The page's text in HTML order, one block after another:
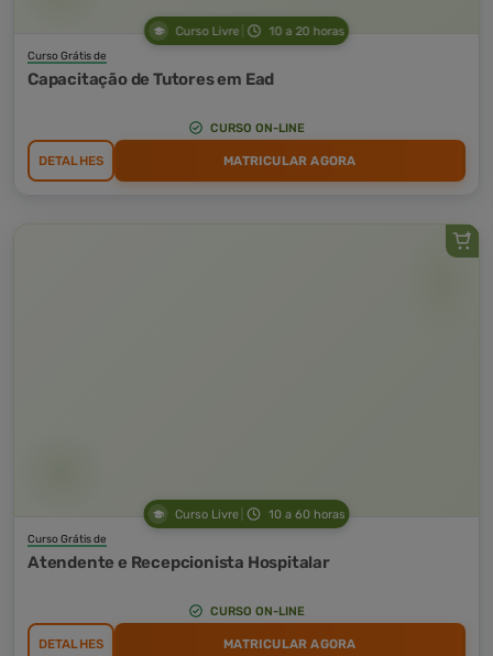
Curso Livre 10 a 20 horas
Curso Grátis de
Capacitação de Tutores em Ead
CURSO ON-LINE
DETALHES MATRICULAR AGORA
Curso Livre 10 a 60 horas
Curso Grátis de
Atendente e Recepcionista Hospitalar
CURSO ON-LINE
DETALHES MATRICULAR AGORA